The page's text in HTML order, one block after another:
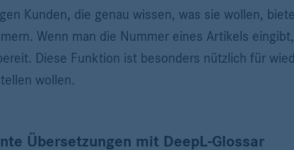
Kunden, die genau wissen, was sie wollen,
Wenn man die Nummer eines Artikels
Diese Funktion ist besonders nützlich für
wollen.
Übersetzungen mit DeepL-Glossar